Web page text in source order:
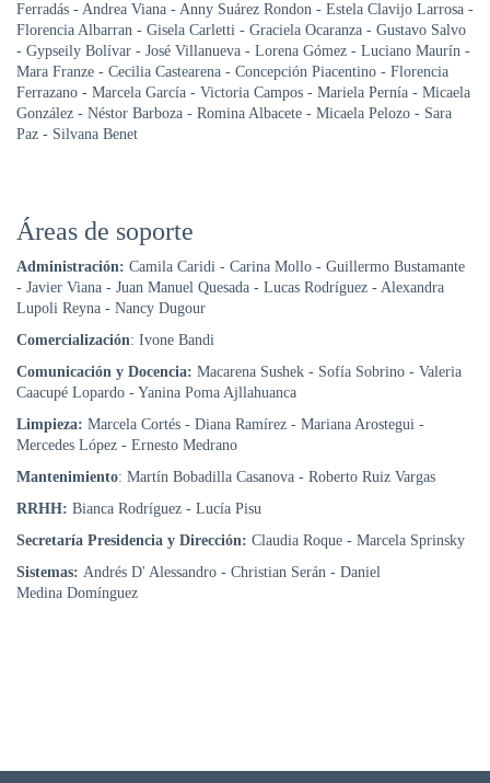
Ferradás - Andrea Viana - Anny Suárez Rondon - Estela Clavijo Larrosa -
Florencia Albarran - Gisela Carletti - Graciela Ocaranza - Gustavo Salvo
- Gypseily Bolívar - José Villanueva - Lorena Gómez - Luciano Maurín -
Mara Franze - Cecilia Castearena - Concepción Piacentino - Florencia
Ferrazano - Marcela García - Victoria Campos - Mariela Pernía - Micaela
González - Néstor Barboza - Romina Albacete - Micaela Pelozo - Sara
Paz - Silvana Benet
Áreas de soporte
Administración: Camila Caridi - Carina Mollo - Guillermo Bustamante
- Javier Viana - Juan Manuel Quesada - Lucas Rodríguez - Alexandra
Lupoli Reyna - Nancy Dugour
Comercialización: Ivone Bandi
Comunicación y Docencia: Macarena Sushek - Sofía Sobrino - Valeria
Caacupé Lopardo - Yanina Poma Ajllahuanca
Limpieza: Marcela Cortés - Diana Ramírez - Mariana Arostegui -
Mercedes López - Ernesto Medrano
Mantenimiento: Martín Bobadilla Casanova - Roberto Ruiz Vargas
RRHH: Bianca Rodríguez - Lucía Pisu
Secretaría Presidencia y Dirección: Claudia Roque - Marcela Sprinsky
Sistemas: Andrés D' Alessandro - Christian Serán - Daniel
Medina Domínguez